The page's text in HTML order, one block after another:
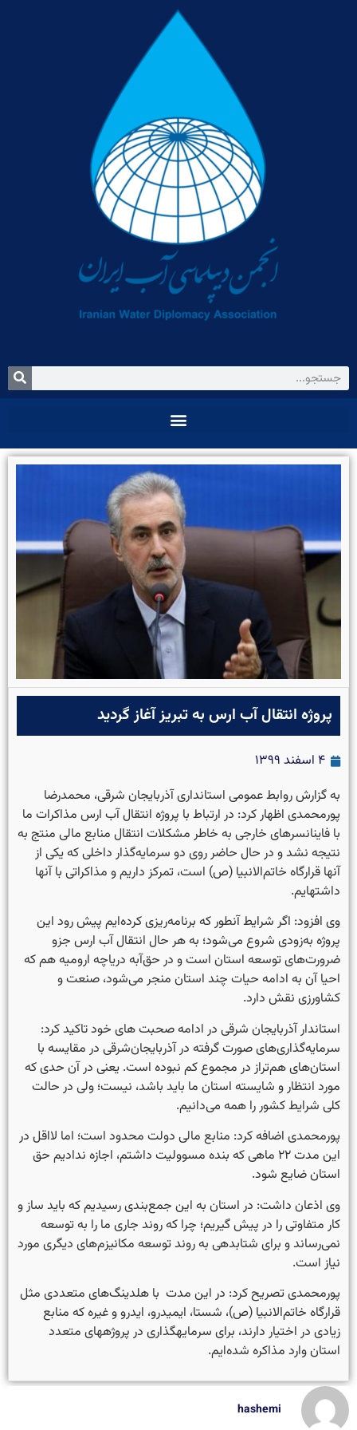
پروژه انتقال آب ارس به تبریز آغاز گردید
۴ اسفند ۱۳۹۹
به گزارش روابط عمومی استانداری آذربایجان شرقی، محمدرضا
پورمحمدی اظهار کرد: در ارتباط با پروژه انتقال آب ارس مذاکرات ما
با فاینانسرهای خارجی به خاطر مشکلات انتقال منابع مالی منتج به
نتیجه نشد و در حال حاضر روی دو سرمایه‌گذار داخلی که یکی از
آنها قرارگاه خاتم‌الانبیا (ص) است، تمرکز داریم و مذاکراتی با آنها
داشته‎ایم.
وی افزود: اگر شرایط آنطور که برنامه‌ریزی کرده‌ایم پیش رود این
پروژه به‌زودی شروع می‌شود؛ به هر حال انتقال آب ارس جزو
ضرورت‌های توسعه استان است و در حق‌آبه دریاچه ارومیه هم که
احیا آن به ادامه حیات چند استان منجر می‌شود، صنعت و
کشاورزی نقش دارد.
استاندار آذربایجان شرقی در ادامه صحبت های خود تاکید کرد:
سرمایه‌گذاری‌های صورت گرفته در آذربایجان‌شرقی در مقایسه با
استان‌های هم‌تراز در مجموع کم نبوده است. یعنی در آن حدی که
مورد انتظار و شایسته استان ما باید باشد، نیست؛ ولی در حالت
کلی شرایط کشور را همه می‌دانیم.
پورمحمدی اضافه کرد: منابع مالی دولت محدود است؛ اما لااقل در
این مدت ۲۲ ماهی که بنده مسوولیت داشتم، اجازه ندادیم حق
استان ضایع شود.
وی اذعان داشت: در استان به این جمع‌بندی رسیدیم که باید ساز و
کار متفاوتی را در پیش گیریم؛ چرا که روند جاری ما را به توسعه
نمی‌رساند و برای شتابدهی به روند توسعه مکانیزم‌های دیگری مورد
نیاز است.
پورمحمدی تصریح کرد: در این مدت با هلدینگ‌های متعددی مثل
قرارگاه خاتم‌الانبیا (ص)، شستا، ایمیدرو، ایدرو و غیره که منابع
زیادی در اختیار دارند، برای سرمایه‎گذاری در پروژه‎های متعدد
استان وارد مذاکره شده‌ایم.
hashemi